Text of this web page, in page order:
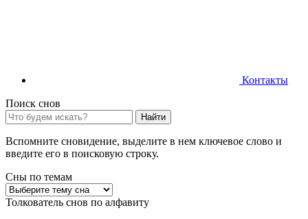
Контакты
Поиск снов
Найти
Вспомните сновидение, выделите в нем ключевое слово и
введите его в поисковую строку.
Сны по темам
Толкователь снов по алфавиту